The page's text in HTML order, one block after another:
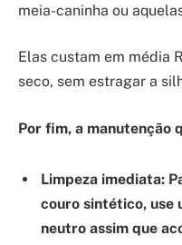
meia-caninha ou
Elas custam em média
seco, sem estragar a
Por fim, a manutenção
Limpeza imediata:
couro sintético, use
neutro assim que